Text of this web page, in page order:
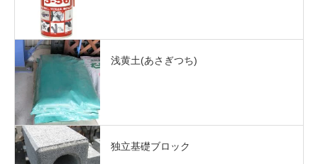
浅黄土(あさぎつち)
独立基礎ブロック